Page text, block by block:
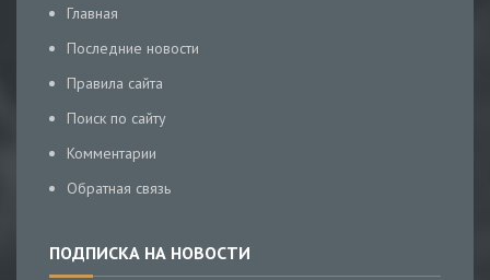
Главная
Последние новости
Правила сайта
Поиск по сайту
Комментарии
Обратная связь
ПОДПИСКА НА НОВОСТИ